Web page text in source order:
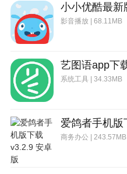
影音播放 | 68.11MB
系统工具 | 34.33MB
商务办公 | 243.57MB